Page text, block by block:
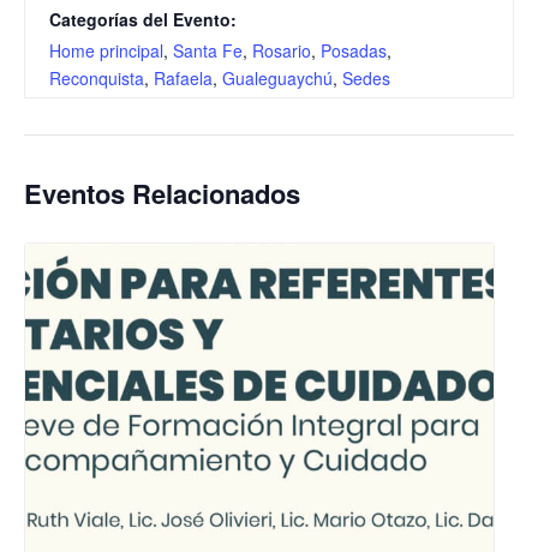
Categorías del Evento:
Home principal, Santa Fe, Rosario, Posadas,
Reconquista, Rafaela, Gualeguaychú, Sedes
Eventos Relacionados